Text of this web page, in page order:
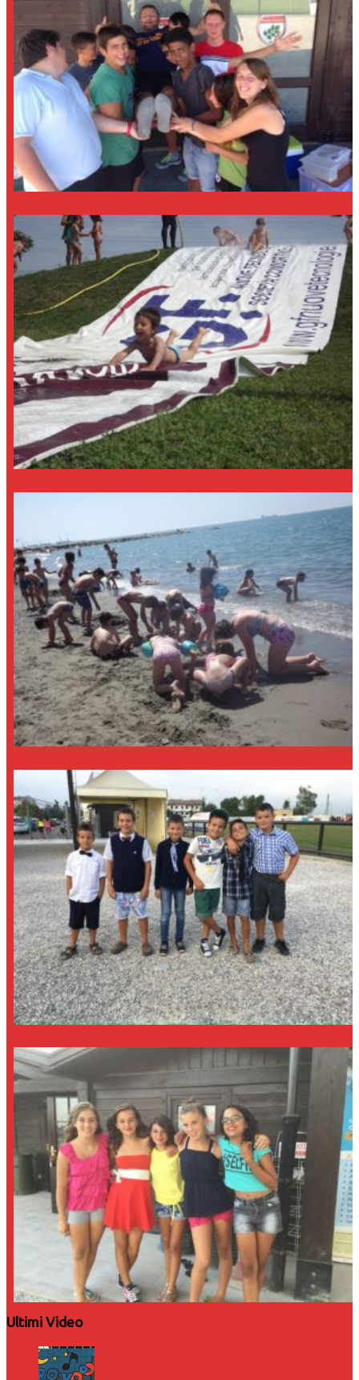
Ultimi Video